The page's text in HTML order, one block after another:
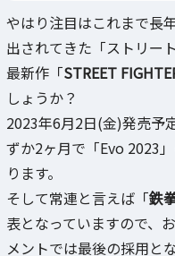
やはり注目はこれまで長
出されてきた「ストリー
最新作「STREET
しょうか？
2023年6月2日(金)発売予
ずか2ヶ月で「Evo 2023
ります。
そして常連と言えば「鉄
表となっていますので、
メントでは最後の採用と